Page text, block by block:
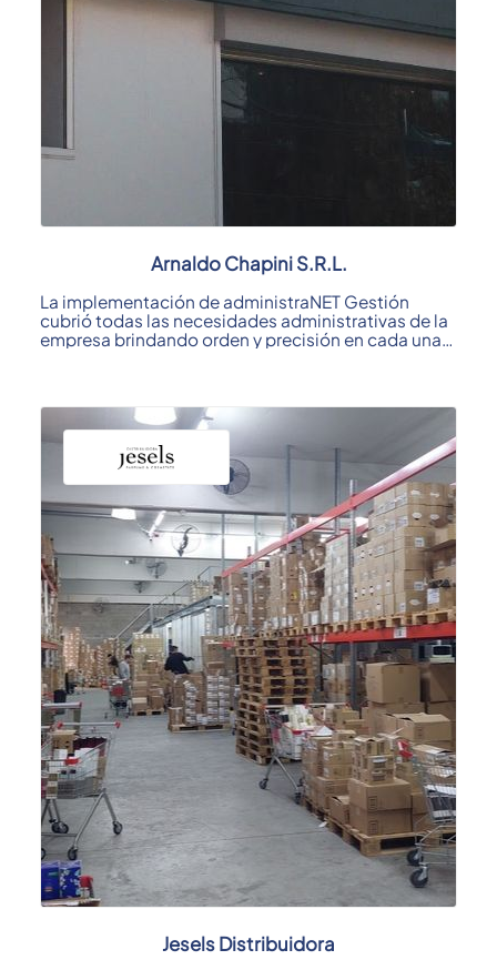
Arnaldo Chapini S.R.L.
La implementación de administraNET Gestión
cubrió todas las necesidades administrativas de la
empresa brindando orden y precisión en cada una
Jesels Distribuidora